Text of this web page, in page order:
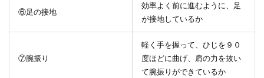
⑥足の接地
効率よく前に進むように、足
が接地しているか
⑦腕振り
軽く手を握って、ひじを９０
度ほどに曲げ、肩の力を抜い
て腕振りができているか